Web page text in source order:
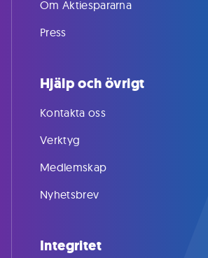
Om Aktiespararna
Press
Hjälp och övrigt
Kontakta oss
Verktyg
Medlemskap
Nyhetsbrev
Integritet